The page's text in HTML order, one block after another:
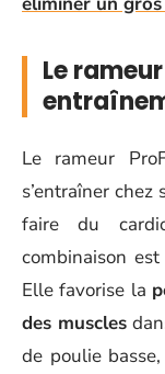
Le
Le rameur
s’entraîner
faire du
combinaison
Elle favorise la
des muscles
de poulie